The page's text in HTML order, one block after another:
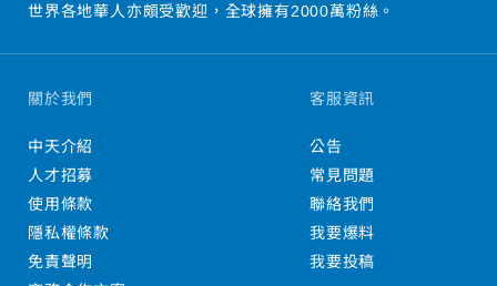
世界各地華人亦頗受歡迎，全球擁有2000萬粉絲。
關於我們
中天介紹
人才招募
使用條款
隱私權條款
免責聲明
客服資訊
公告
常見問題
聯絡我們
我要爆料
我要投稿